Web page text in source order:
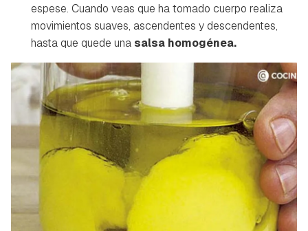
Guardar como favorito
Para poder guardar como favorito, primero has de
iniciar sesión con tu cuenta de Hogarmanía.
espese. Cuando veas que ha tomado cuerpo realiza
movimientos suaves, ascendentes y descendentes,
hasta que quede una salsa homogénea.
Contenido enviado
Gracias por suscribirte a nuestro boletín.